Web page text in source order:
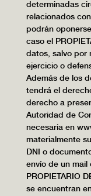
determinadas
relacionados
podrán
caso el
datos, salvo por
ejercicio o
Además de los
tendrá el
derecho a
Autoridad de
necesaria en
materialmente
DNI o
envío de un
PROPIETARIO
se encuentran